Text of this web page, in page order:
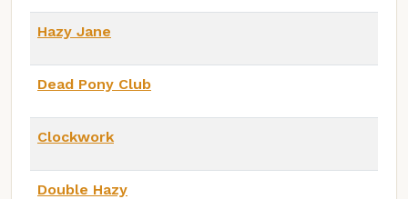
Hazy Jane
Dead Pony Club
Clockwork
Double Hazy